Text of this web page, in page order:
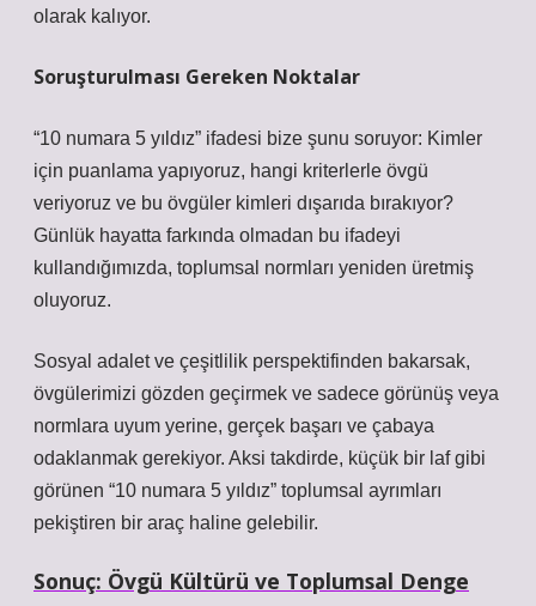
olarak kalıyor.
Soruşturulması Gereken Noktalar
“10 numara 5 yıldız” ifadesi bize şunu soruyor: Kimler
için puanlama yapıyoruz, hangi kriterlerle övgü
veriyoruz ve bu övgüler kimleri dışarıda bırakıyor?
Günlük hayatta farkında olmadan bu ifadeyi
kullandığımızda, toplumsal normları yeniden üretmiş
oluyoruz.
Sosyal adalet ve çeşitlilik perspektifinden bakarsak,
övgülerimizi gözden geçirmek ve sadece görünüş veya
normlara uyum yerine, gerçek başarı ve çabaya
odaklanmak gerekiyor. Aksi takdirde, küçük bir laf gibi
görünen “10 numara 5 yıldız” toplumsal ayrımları
pekiştiren bir araç haline gelebilir.
Sonuç: Övgü Kültürü ve Toplumsal Denge